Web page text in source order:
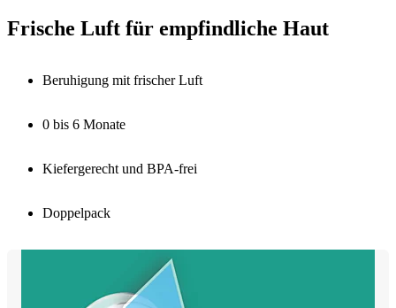
Frische Luft für empfindliche Haut
Beruhigung mit frischer Luft
0 bis 6 Monate
Kiefergerecht und BPA-frei
Doppelpack